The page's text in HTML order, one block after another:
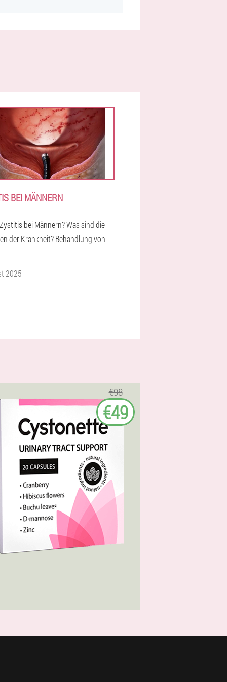
BEI MÄNNERN
bei Männern? Was sind die
der Krankheit? Behandlung von
2025
€98
€49